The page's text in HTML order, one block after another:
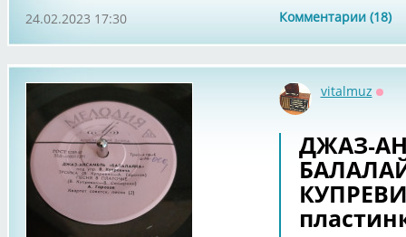
Комментарии (18)
24.02.2023 17:30
vitalmuz
ДЖАЗ-